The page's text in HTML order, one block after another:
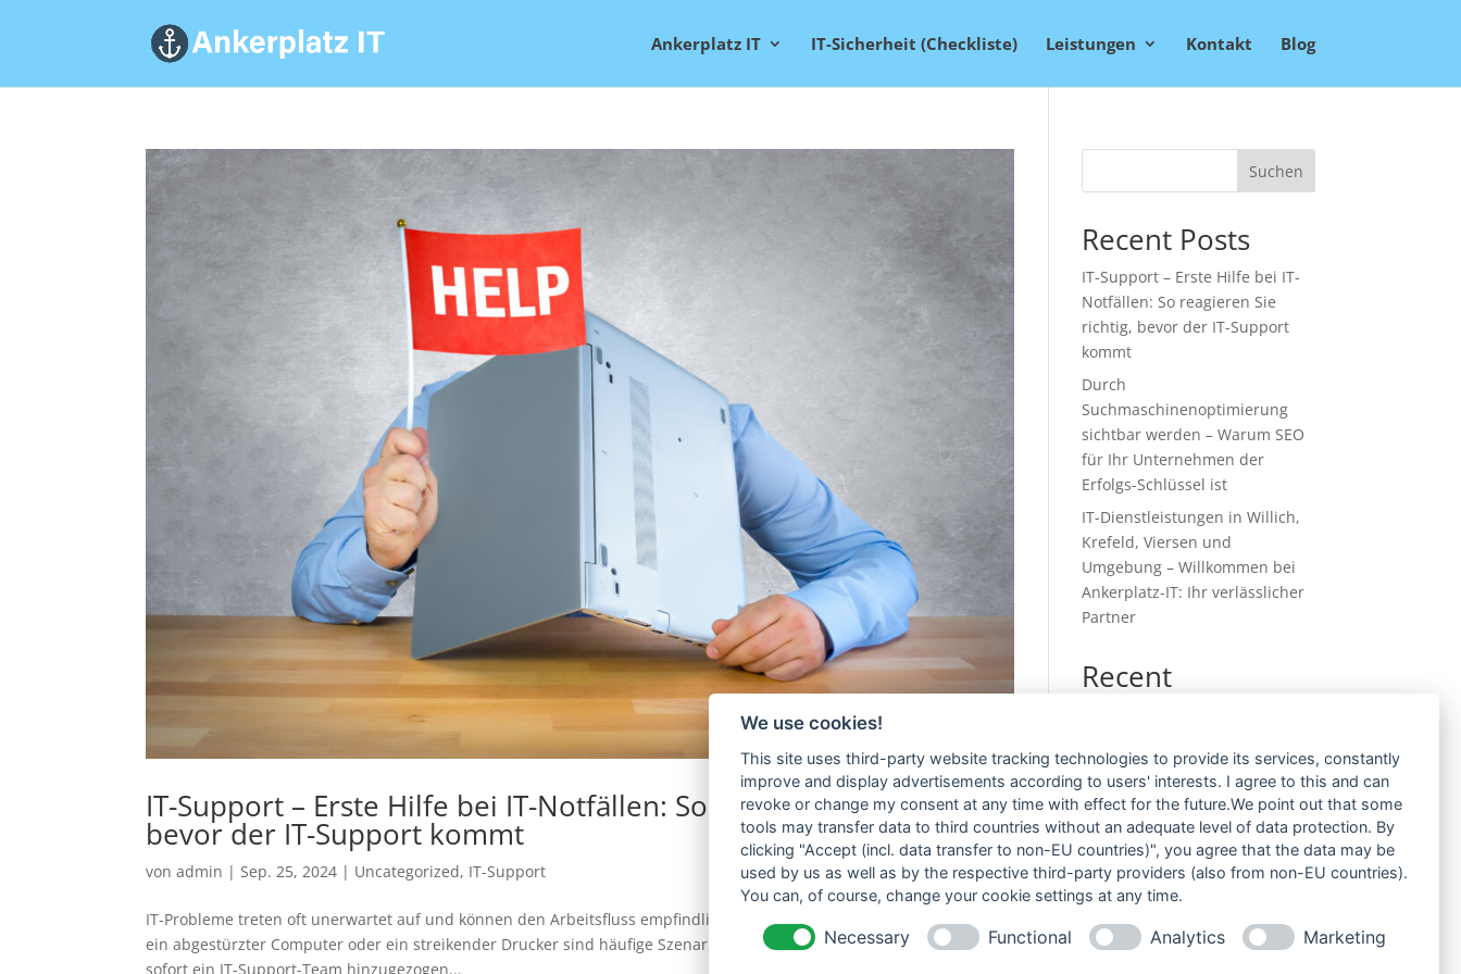
Ankerplatz IT IT-Sicherheit (Checkliste) Leistungen Kontakt Blog
IT-Support – Erste Hilfe bei IT-Notfällen: So reagieren Sie richtig,
bevor der IT-Support kommt
vonadmin |Sep. 25, 2024 | Uncategorized, IT-Support
IT-Probleme treten oft unerwartet auf und können den Arbeitsfluss empfindlich stören. Plötzliche Netzwerkprobleme,
ein abgestürzter Computer oder ein streikender Drucker sind häufige Szenarien, die für Frust sorgen. Bevor jedoch
sofort ein IT-Support-Team hinzugezogen...
Suchen
Recent Posts
IT-Support – Erste Hilfe bei IT-
Notfällen: So reagieren Sie
richtig, bevor der IT-Support
kommt
Durch
Suchmaschinenoptimierung
sichtbar werden – Warum SEO
für Ihr Unternehmen der
Erfolgs-Schlüssel ist
IT-Dienstleistungen in Willich,
Krefeld, Viersen und
Umgebung – Willkommen bei
Ankerplatz-IT: Ihr verlässlicher
Partner
Recent
vorhanden.
We use cookies!
This site uses third-party website tracking technologies to provide its services, constantly
improve and display advertisements according to users' interests. I agree to this and can
revoke or change my consent at any time with effect for the future.We point out that some
tools may transfer data to third countries without an adequate level of data protection. By
clicking "Accept (incl. data transfer to non-EU countries)", you agree that the data may be
used by us as well as by the respective third-party providers (also from non-EU countries).
You can, of course, change your cookie settings at any time.
Necessary Functional Analytics Marketing